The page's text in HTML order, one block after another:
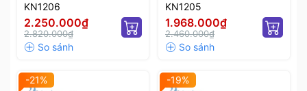
KN1206
2.250.000₫
2.820.000₫
KN1205
1.968.000₫
2.460.000₫
-21% -19%